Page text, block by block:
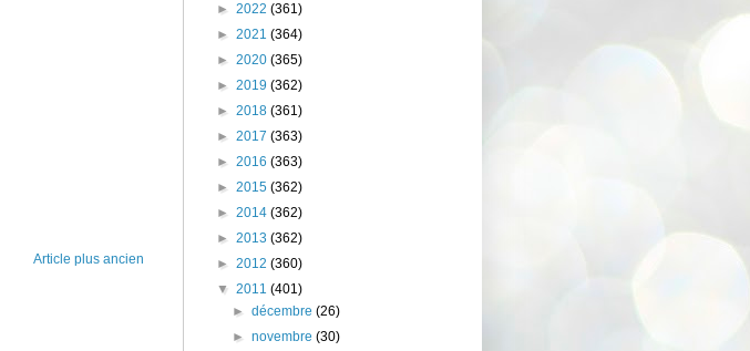
Article plus ancien
► 2022 (361)
► 2021 (364)
► 2020 (365)
► 2019 (362)
► 2018 (361)
► 2017 (363)
► 2016 (363)
► 2015 (362)
► 2014 (362)
► 2013 (362)
► 2012 (360)
▼ 2011 (401)
►décembre(26)
►novembre(30)